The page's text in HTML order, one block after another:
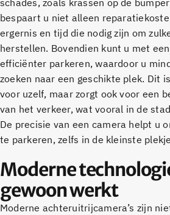
bespaart u niet alleen
ergernis en tijd die nodig zijn om
herstellen. Bovendien kunt u met
efficiënter parkeren, waardoor u
zoeken naar een geschikte plek. Dit
voor uzelf, maar zorgt ook voor een
van het verkeer, wat vooral in de
De precisie van een camera helpt u
te parkeren, zelfs in de kleinste
Moderne
gewoon werkt
Moderne achteruitrijcamera’s zijn